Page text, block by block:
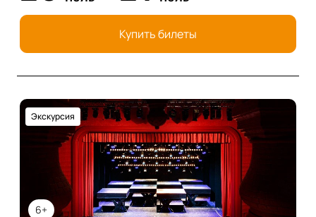
Купить билеты
6+
Экскурсия